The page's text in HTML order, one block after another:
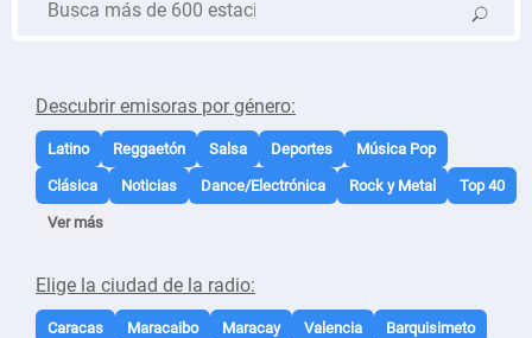
Descubrir emisoras por género:
Latino Reggaetón Salsa Deportes Música Pop
Clásica Noticias Dance/Electrónica Rock y Metal Top 40
Ver más
Elige la ciudad de la radio:
Caracas Maracaibo Maracay Valencia Barquisimeto